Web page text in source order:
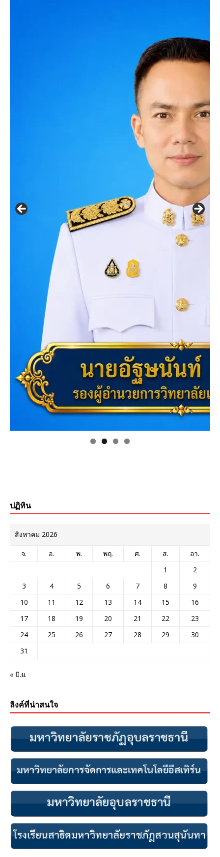
ปฏิทิน
สิงหาคม 2026
จ. อ. พ. พฤ. ศ. ส.
อา.
1
2
3
4 5 6 7 8
9
10
11 12 13 14 15
16
17
18 19 20 21 22
23
24
25 26 27 28 29
30
31
« มิ.ย.
ลิงค์ที่น่าสนใจ